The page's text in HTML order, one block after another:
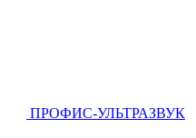
ПРОФИС-УЛЬТРАЗВУК